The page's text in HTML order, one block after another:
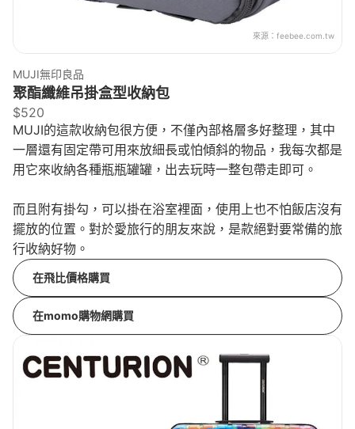
來源： feebee.com.tw
MUJI無印良品
聚酯纖維吊掛盒型收納包
$520
MUJI的這款收納包很方便，不僅內部格層多好整理，其中
一層還有固定帶可用來放細長或怕傾斜的物品，我每次都是
用它來收納各種瓶瓶罐罐，出去玩時一整包帶走即可。
而且附有掛勾，可以掛在浴室裡面，使用上也不怕飯店沒有
擺放的位置。對於愛旅行的朋友來說，是款絕對要常備的旅
行收納好物。
在飛比價格購買
在momo購物網購買